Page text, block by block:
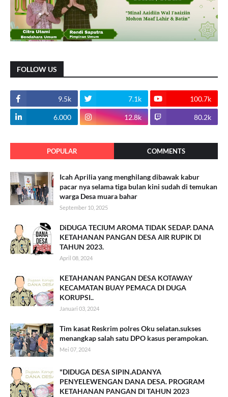
FOLLOW US
9.5k 7.1k 100.7k
6.000 12.8k 80.2k
POPULAR COMMENTS
Icah Aprilia yang menghilang dibawak kabur
pacar nya selama tiga bulan kini sudah di temukan
warga Desa muara bahar
September 10, 2025
DiDUGA TECIUM AROMA TIDAK SEDAP. DANA
KETAHANAN PANGAN DESA AIR RUPIK DI
TAHUN 2023.
April 08, 2024
KETAHANAN PANGAN DESA KOTAWAY
KECAMATAN BUAY PEMACA DI DUGA
KORUPSI..
Januari 03, 2024
Tim kasat Reskrim polres Oku selatan.sukses
menangkap salah satu DPO kasus perampokan.
Mei 07, 2024
"DIDUGA DESA SIPIN.ADANYA
PENYELEWENGAN DANA DESA. PROGRAM
KETAHANAN PANGAN DI TAHUN 2023